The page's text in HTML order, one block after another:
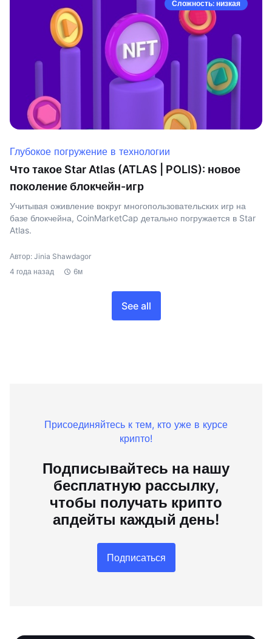
Сложность: низкая
Глубокое погружение в технологии
Что такое Star Atlas (ATLAS | POLIS): новое
поколение блокчейн-игр
Учитывая оживление вокруг многопользовательских игр на
базе блокчейна, CoinMarketCap детально погружается в Star
Atlas.
Автор: Jinia Shawdagor
4 года назад
6м
See all
Присоединяйтесь к тем, кто уже в курсе
крипто!
Подписывайтесь на нашу
бесплатную рассылку,
чтобы получать крипто
апдейты каждый день!
Подписаться